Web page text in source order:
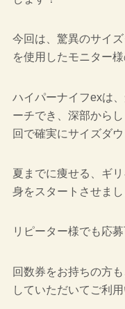
今回は、驚異のサイ
を使用したモニター
ハイパーナイフexは
ーチでき、深部から
回で確実にサイズダウ
夏までに痩せる、ギ
身をスタートさせまし
リピーター様でも応募
回数券をお持ちの方
していただいてご利